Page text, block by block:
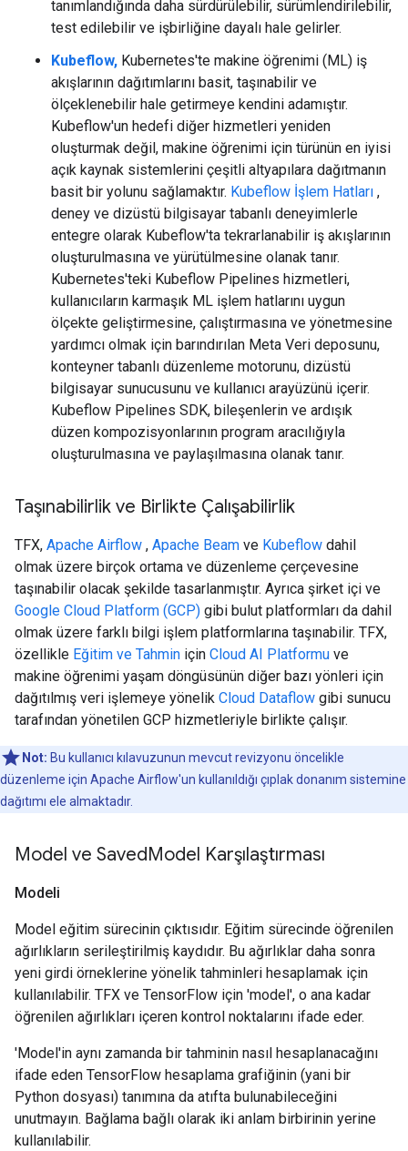
tanımlandığında daha sürdürülebilir, sürümlendirilebilir,
test edilebilir ve işbirliğine dayalı hale gelirler.
Kubeflow, Kubernetes'te makine öğrenimi (ML) iş
akışlarının dağıtımlarını basit, taşınabilir ve
ölçeklenebilir hale getirmeye kendini adamıştır.
Kubeflow'un hedefi diğer hizmetleri yeniden
oluşturmak değil, makine öğrenimi için türünün en iyisi
açık kaynak sistemlerini çeşitli altyapılara dağıtmanın
basit bir yolunu sağlamaktır. Kubeflow İşlem Hatları ,
deney ve dizüstü bilgisayar tabanlı deneyimlerle
entegre olarak Kubeflow'ta tekrarlanabilir iş akışlarının
oluşturulmasına ve yürütülmesine olanak tanır.
Kubernetes'teki Kubeflow Pipelines hizmetleri,
kullanıcıların karmaşık ML işlem hatlarını uygun
ölçekte geliştirmesine, çalıştırmasına ve yönetmesine
yardımcı olmak için barındırılan Meta Veri deposunu,
konteyner tabanlı düzenleme motorunu, dizüstü
bilgisayar sunucusunu ve kullanıcı arayüzünü içerir.
Kubeflow Pipelines SDK, bileşenlerin ve ardışık
düzen kompozisyonlarının program aracılığıyla
oluşturulmasına ve paylaşılmasına olanak tanır.
Taşınabilirlik ve Birlikte Çalışabilirlik
TFX, Apache Airflow , Apache Beam ve Kubeflow dahil
olmak üzere birçok ortama ve düzenleme çerçevesine
taşınabilir olacak şekilde tasarlanmıştır. Ayrıca şirket içi ve
Google Cloud Platform (GCP) gibi bulut platformları da dahil
olmak üzere farklı bilgi işlem platformlarına taşınabilir. TFX,
özellikle Eğitim ve Tahmin için Cloud AI Platformu ve
makine öğrenimi yaşam döngüsünün diğer bazı yönleri için
dağıtılmış veri işlemeye yönelik Cloud Dataflow gibi sunucu
tarafından yönetilen GCP hizmetleriyle birlikte çalışır.
Not: Bu kullanıcı kılavuzunun mevcut revizyonu öncelikle
düzenleme için Apache Airflow'un kullanıldığı çıplak donanım sistemine
dağıtımı ele almaktadır.
Model ve SavedModel Karşılaştırması
Modeli
Model eğitim sürecinin çıktısıdır. Eğitim sürecinde öğrenilen
ağırlıkların serileştirilmiş kaydıdır. Bu ağırlıklar daha sonra
yeni girdi örneklerine yönelik tahminleri hesaplamak için
kullanılabilir. TFX ve TensorFlow için 'model', o ana kadar
öğrenilen ağırlıkları içeren kontrol noktalarını ifade eder.
'Model'in aynı zamanda bir tahminin nasıl hesaplanacağını
ifade eden TensorFlow hesaplama grafiğinin (yani bir
Python dosyası) tanımına da atıfta bulunabileceğini
unutmayın. Bağlama bağlı olarak iki anlam birbirinin yerine
kullanılabilir.